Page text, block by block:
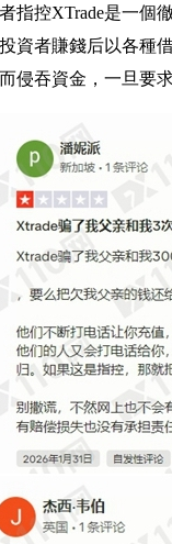
指控XTrade是一個
資者賺錢后以各種
侵吞資金，一旦要